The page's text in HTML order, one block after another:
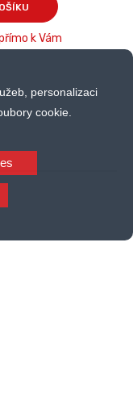
personalizaci
cookie.
k Vám